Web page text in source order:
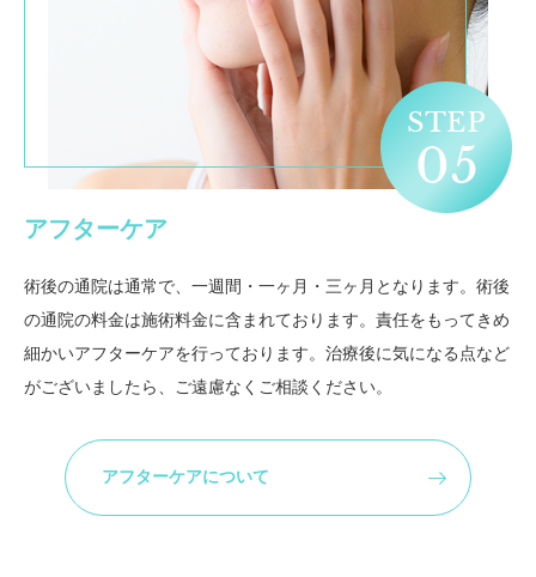
アフターケア
術後の通院は通常で、一週間・一ヶ月・三ヶ月となります。術後
の通院の料金は施術料金に含まれております。責任をもってきめ
細かいアフターケアを行っております。治療後に気になる点など
がございましたら、ご遠慮なくご相談ください。
アフターケアについて